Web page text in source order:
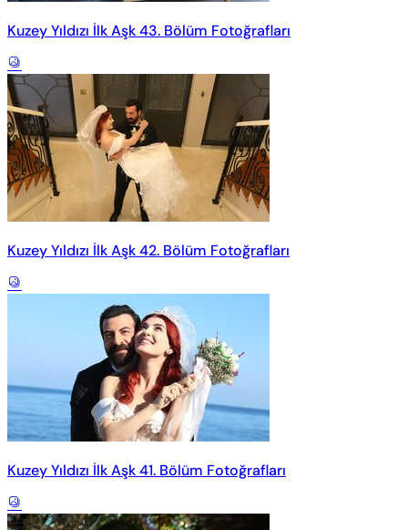
Kuzey Yıldızı İlk Aşk 43. Bölüm Fotoğrafları
Kuzey Yıldızı İlk Aşk 42. Bölüm Fotoğrafları
Kuzey Yıldızı İlk Aşk 41. Bölüm Fotoğrafları